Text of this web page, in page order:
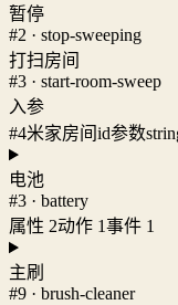
暂停
#2 · stop-sweeping
打扫房间
#3 · start-room-sweep
入参
#4米家房间id参数
电池
#3 · battery
属性 2动作 1事件 1
主刷
#9 · brush-cleaner